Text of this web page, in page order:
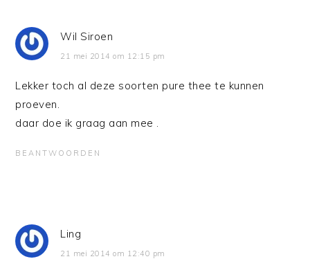
Wil Siroen
21 mei 2014 om 12:15 pm
Lekker toch al deze soorten pure thee te kunnen
proeven.
daar doe ik graag aan mee .
BEANTWOORDEN
Ling
21 mei 2014 om 12:40 pm